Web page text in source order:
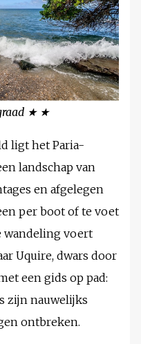
★ ★
ligt het Paria-
landschap van
en afgelegen
per boot of te voet
wandeling voert
Uquire, dwars door
een gids op pad:
zijn nauwelijks
ontbreken.